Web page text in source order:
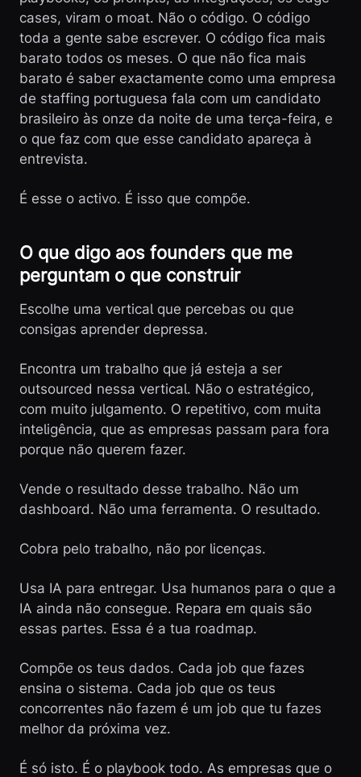
cases, viram o moat. Não o código. O código
toda a gente sabe escrever. O código fica mais
barato todos os meses. O que não fica mais
barato é saber exactamente como uma empresa
de staffing portuguesa fala com um candidato
brasileiro às onze da noite de uma terça-feira, e
o que faz com que esse candidato apareça à
entrevista.
É esse o activo. É isso que compõe.
O que digo aos founders que me
perguntam o que construir
Escolhe uma vertical que percebas ou que
consigas aprender depressa.
Encontra um trabalho que já esteja a ser
outsourced nessa vertical. Não o estratégico,
com muito julgamento. O repetitivo, com muita
inteligência, que as empresas passam para fora
porque não querem fazer.
Vende o resultado desse trabalho. Não um
dashboard. Não uma ferramenta. O resultado.
Cobra pelo trabalho, não por licenças.
Usa IA para entregar. Usa humanos para o que a
IA ainda não consegue. Repara em quais são
essas partes. Essa é a tua roadmap.
Compõe os teus dados. Cada job que fazes
ensina o sistema. Cada job que os teus
concorrentes não fazem é um job que tu fazes
melhor da próxima vez.
É só isto. É o playbook todo. As empresas que o